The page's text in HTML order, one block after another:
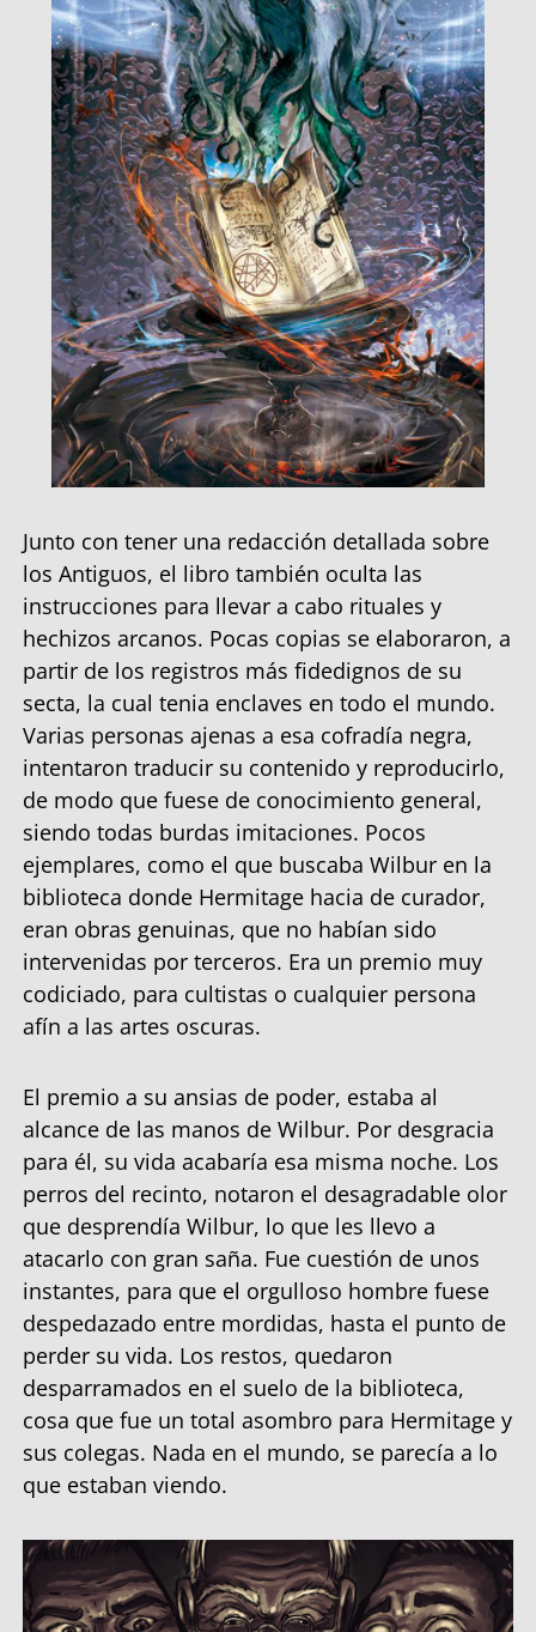
Junto con tener una redacción detallada sobre
los Antiguos, el libro también oculta las
instrucciones para llevar a cabo rituales y
hechizos arcanos. Pocas copias se elaboraron, a
partir de los registros más fidedignos de su
secta, la cual tenia enclaves en todo el mundo.
Varias personas ajenas a esa cofradía negra,
intentaron traducir su contenido y reproducirlo,
de modo que fuese de conocimiento general,
siendo todas burdas imitaciones. Pocos
ejemplares, como el que buscaba Wilbur en la
biblioteca donde Hermitage hacia de curador,
eran obras genuinas, que no habían sido
intervenidas por terceros. Era un premio muy
codiciado, para cultistas o cualquier persona
afín a las artes oscuras.
El premio a su ansias de poder, estaba al
alcance de las manos de Wilbur. Por desgracia
para él, su vida acabaría esa misma noche. Los
perros del recinto, notaron el desagradable olor
que desprendía Wilbur, lo que les llevo a
atacarlo con gran saña. Fue cuestión de unos
instantes, para que el orgulloso hombre fuese
despedazado entre mordidas, hasta el punto de
perder su vida. Los restos, quedaron
desparramados en el suelo de la biblioteca,
cosa que fue un total asombro para Hermitage y
sus colegas. Nada en el mundo, se parecía a lo
que estaban viendo.